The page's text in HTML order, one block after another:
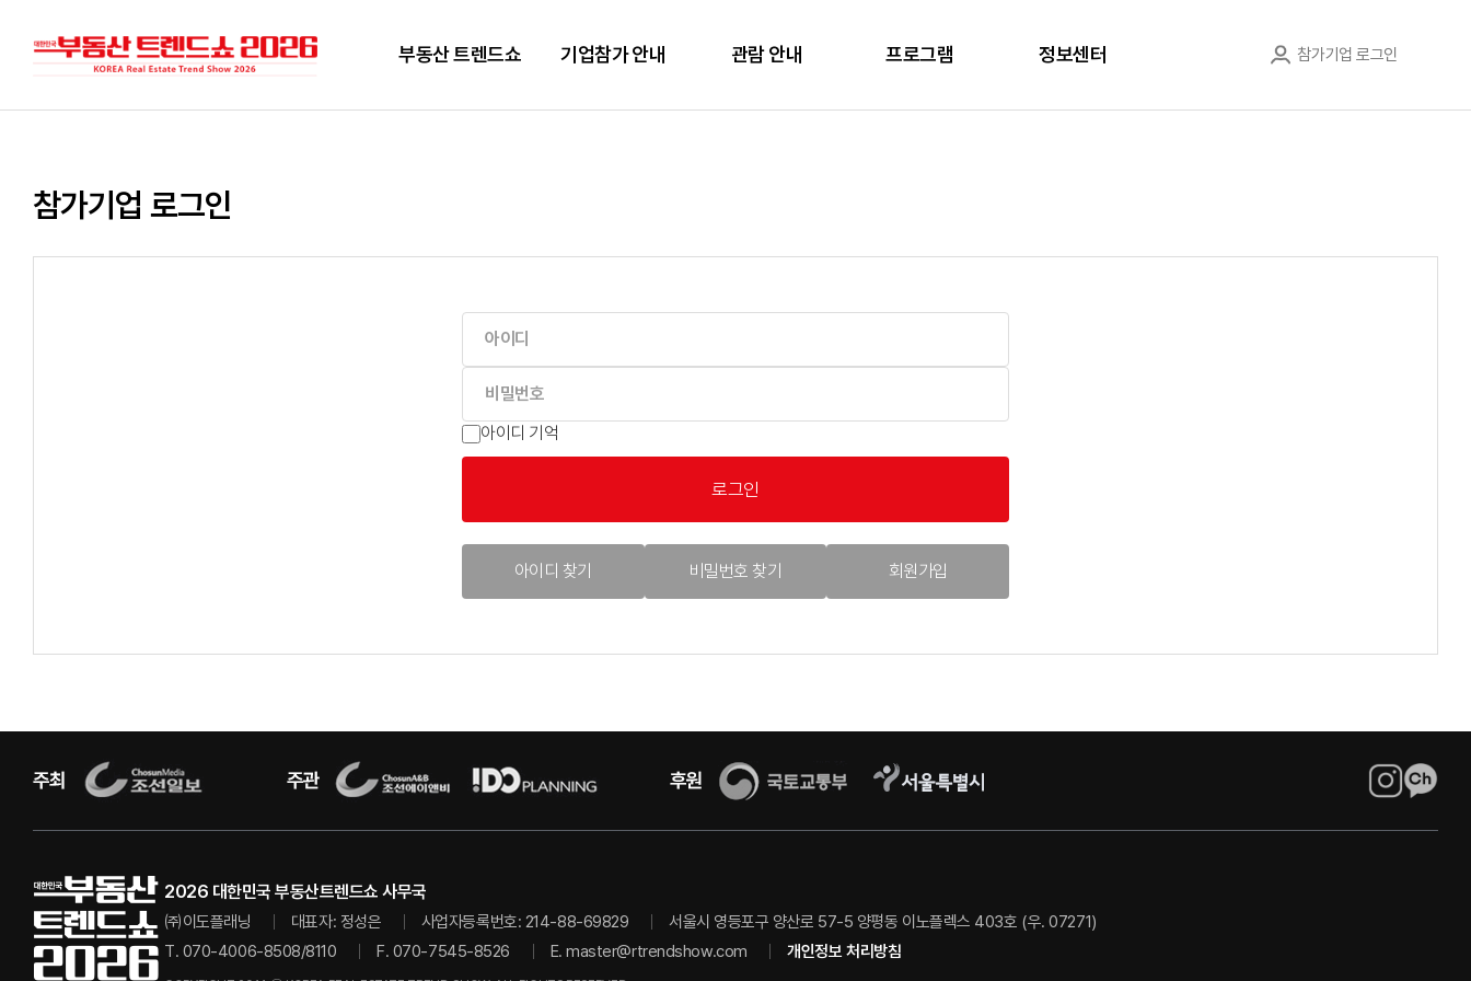
부동산 트렌드쇼 기업참가 안내 관람 안내 프로그램 정보센터 참가기업 로그인
참가기업 로그인
아이디 기억
로그인
아이디 찾기 비밀번호 찾기 회원가입
2026 대한민국 부동산트렌드쇼 사무국
㈜이도플래닝 대표자: 정성은 사업자등록번호: 214-88-69829
서울시 영등포구 양산로 57-5 양평동 이노플렉스 403호 (우. 07271)
T. 070-4006-8508/8110
F. 070-7545-8526 E.master@rtrendshow.com 개인정보 처리방침